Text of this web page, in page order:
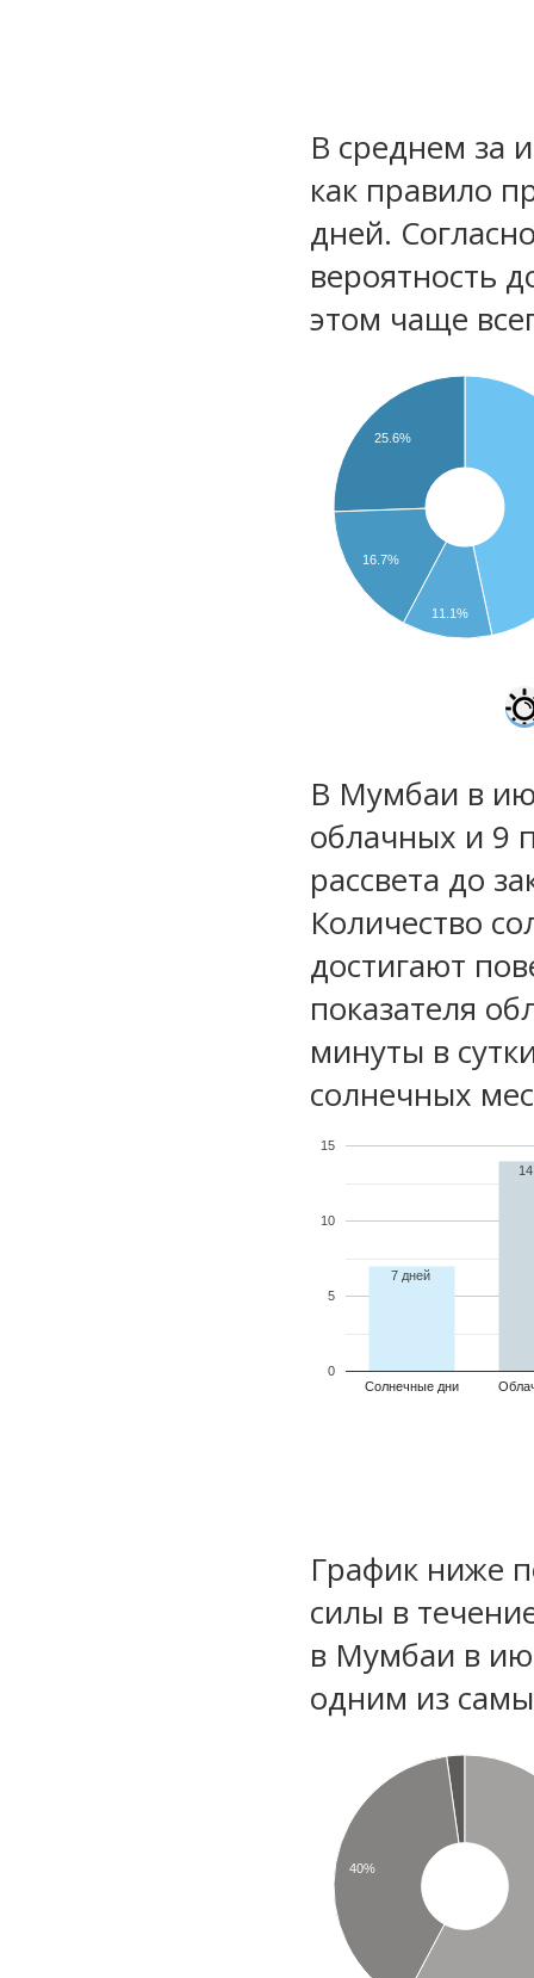
В среднем за
как правило
дней.
вероятность
этом чаще
25.6%
16.7%
11.1%
В Мумбаи в
облачных и 9
рассвета до
Количество
достигают
показателя
минуты в
солнечных
Солнечные дни
0
5
10
15
7 дней
График ниже
силы в
в Мумбаи в
одним из
40%